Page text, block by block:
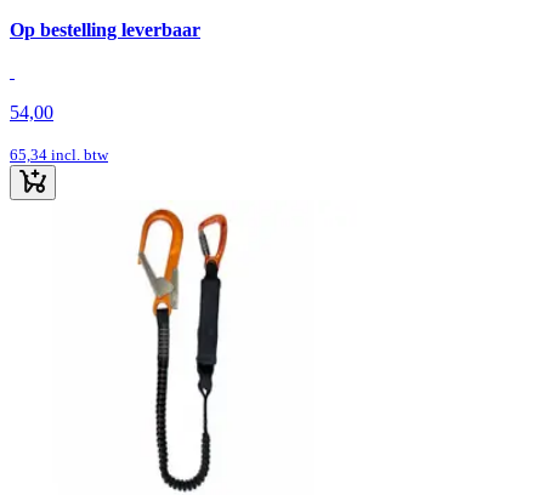
Op bestelling leverbaar
54,00
65,34 incl. btw